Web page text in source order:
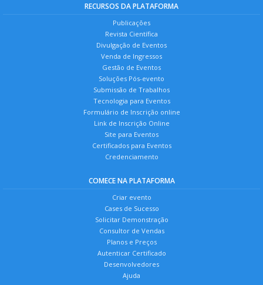
RECURSOS DA PLATAFORMA
Publicações
Revista Científica
Divulgação de Eventos
Venda de Ingressos
Gestão de Eventos
Soluções Pós-evento
Submissão de Trabalhos
Tecnologia para Eventos
Formulário de Inscrição online
Link de Inscrição Online
Site para Eventos
Certificados para Eventos
Credenciamento
COMECE NA PLATAFORMA
Criar evento
Cases de Sucesso
Solicitar Demonstração
Consultor de Vendas
Planos e Preços
Autenticar Certificado
Desenvolvedores
Ajuda